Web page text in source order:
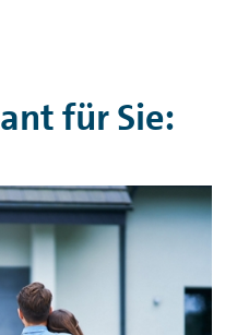
für Sie: